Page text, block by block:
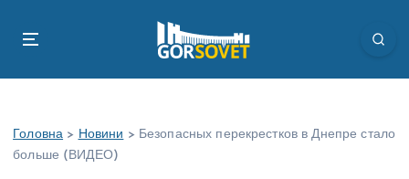
Головна > Новини > Безопасных перекрестков в Днепре стало
больше (ВИДЕО)